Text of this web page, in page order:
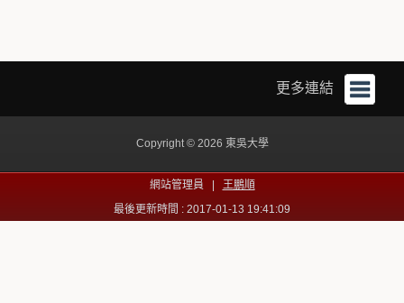
更多連結
Copyright © 2026 東吳大學
網站管理員 | 王鵬順
最後更新時間 : 2017-01-13 19:41:09